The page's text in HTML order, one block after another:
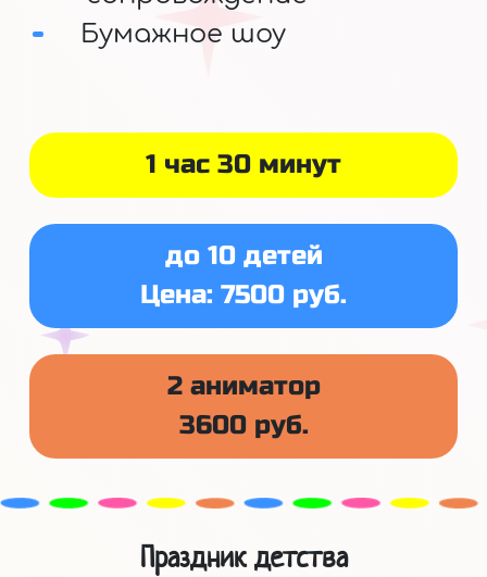
1 час 30 минут
до 10 детей
Цена: 7500 руб.
2 аниматор
3600 руб.
Бумажное шоу
Праздник детства